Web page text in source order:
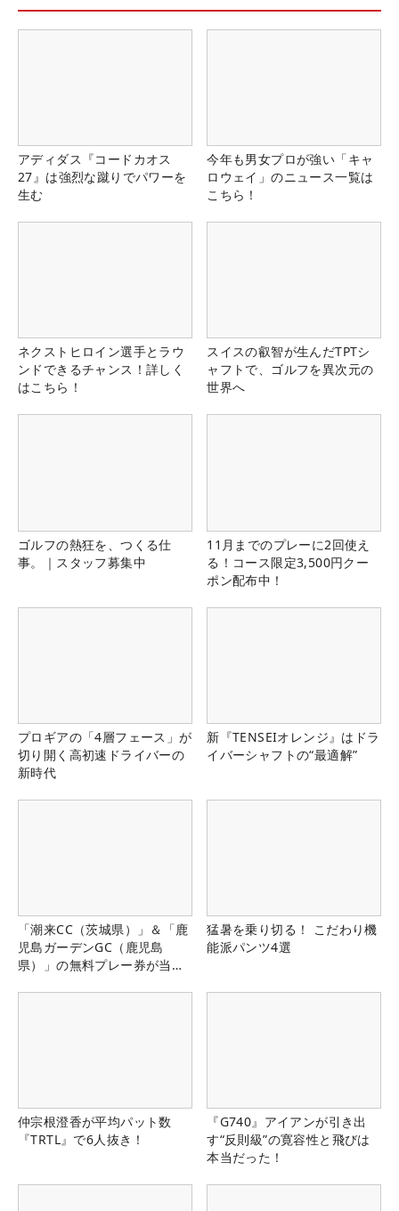
アディダス『コードカオス
27』は強烈な蹴りでパワーを
生む
今年も男女プロが強い「キャ
ロウェイ」のニュース一覧は
こちら！
ネクストヒロイン選手とラウ
ンドできるチャンス！詳しく
はこちら！
スイスの叡智が生んだTPTシ
ャフトで、ゴルフを異次元の
世界へ
ゴルフの熱狂を、つくる仕
事。｜スタッフ募集中
11月までのプレーに2回使え
る！コース限定3,500円クー
ポン配布中！
プロギアの「4層フェース」が
切り開く高初速ドライバーの
新時代
新『TENSEIオレンジ』はドラ
イバーシャフトの“最適解”
「潮来CC（茨城県）」＆「鹿
児島ガーデンGC（鹿児島
県）」の無料プレー券が当た
猛暑を乗り切る！ こだわり機
能派パンツ4選
仲宗根澄香が平均パット数
『TRTL』で6人抜き！
『G740』アイアンが引き出
す“反則級”の寛容性と飛びは
本当だった！